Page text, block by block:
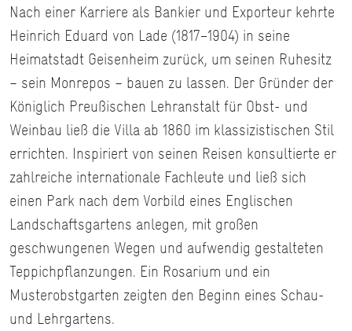
Nach einer Karriere als Bankier und Exporteur kehrte
Heinrich Eduard von Lade (1817−1904) in seine
Heimatstadt Geisenheim zurück, um seinen Ruhesitz
– sein Monrepos – bauen zu lassen. Der Gründer der
Königlich Preußischen Lehranstalt für Obst- und
Weinbau ließ die Villa ab 1860 im klassizistischen Stil
errichten. Inspiriert von seinen Reisen konsultierte er
zahlreiche internationale Fachleute und ließ sich
einen Park nach dem Vorbild eines Englischen
Landschaftsgartens anlegen, mit großen
geschwungenen Wegen und aufwendig gestalteten
Teppichpflanzungen. Ein Rosarium und ein
Musterobstgarten zeigten den Beginn eines Schau-
und Lehrgartens.